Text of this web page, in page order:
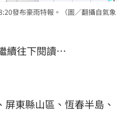
發布豪雨特報。（圖／翻攝自氣象
續往下閱讀…
東縣山區、恆春半島、